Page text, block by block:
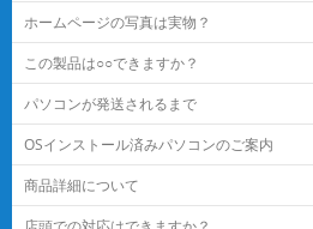
ホームページの写真は実物？
この製品は○○できますか？
パソコンが発送されるまで
OSインストール済みパソコンのご案内
商品詳細について